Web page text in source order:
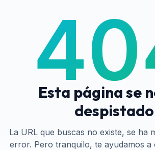
Esta página se
despistado
La URL que buscas no existe, se ha
error. Pero tranquilo, te ayudamos